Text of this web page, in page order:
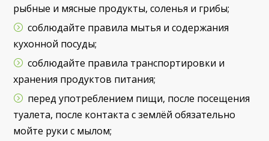
рыбные и мясные продукты, соленья и грибы;
соблюдайте правила мытья и содержания
кухонной посуды;
соблюдайте правила транспортировки и
хранения продуктов питания;
перед употреблением пищи, после посещения
туалета, после контакта с землёй обязательно
мойте руки с мылом;